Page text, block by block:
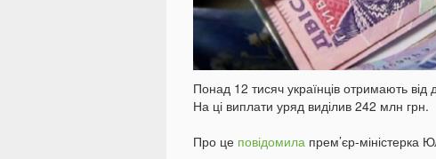
Понад 12 тисяч українців отримають
На ці виплати уряд виділив 242 млн грн.
Про це повідомила прем’єр-міністерка